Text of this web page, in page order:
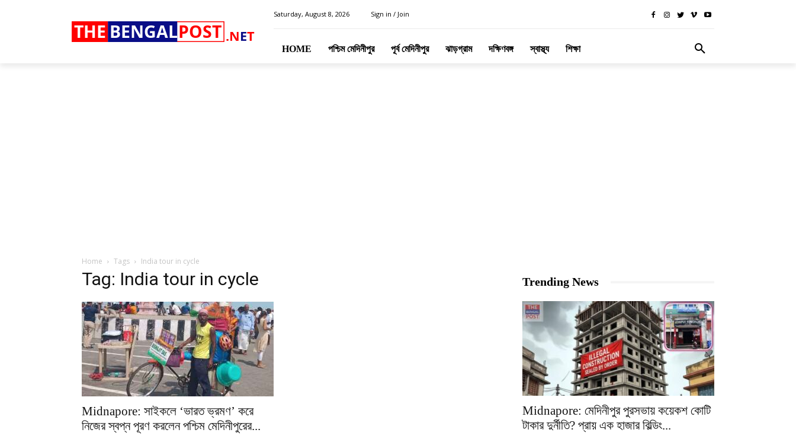
.NET
THE BENGALPOST
Saturday, August 8, 2026 Sign in / Join
HOME পশ্চিম মেদিনীপুর পূর্ব মেদিনীপুর ঝাড়গ্রাম দক্ষিণবঙ্গ স্বাস্থ্য শিক্ষা
Home Tags India tour in cycle
Tag: India tour in cycle
Midnapore: সাইকলে ‘ভারত ভ্রমণ’ করে
নিজের স্বপ্ন পূরণ করলেন পশ্চিম মেদিনীপুরের...
Trending News
Midnapore: মেদিনীপুর পুরসভায় কয়েকশ কোটি
টাকার দুর্নীতি? প্রায় এক হাজার বিল্ডিং...